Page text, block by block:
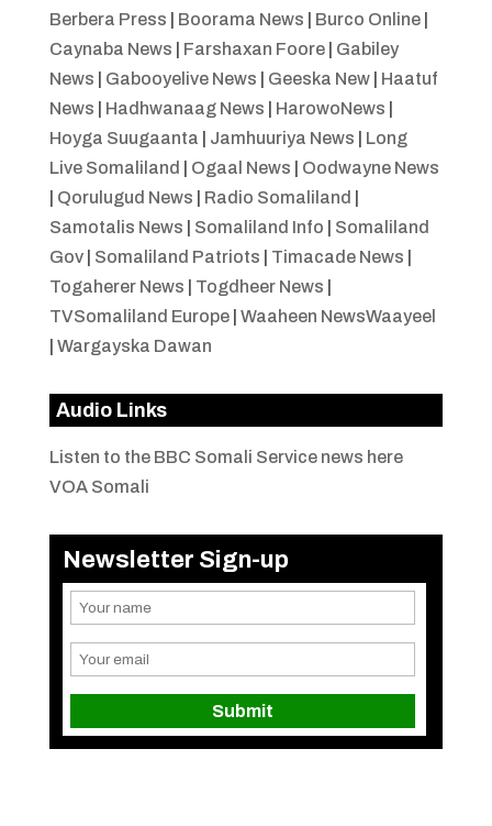
Berbera Press
Boorama News Burco Online|
Caynaba News
Farshaxan Foore| Gabiley
News
Gabooyelive News Geeska New| Haatuf
News
Hadhwanaag News HarowoNews
Hoyga Suugaanta
Jamhuuriya News
Long
Live Somaliland
Ogaal News
Oodwayne News
Qorulugud News Radio Somaliland
Samotalis News
Somaliland Info
Somaliland
Gov| Somaliland Patriots Timacade News
Togaherer News
Togdheer News
TVSomaliland Europe| Waaheen NewsWaayeel
Wargayska Dawan
Audio Links
Listen to the BBC Somali Service news here
VOA Somali
Newsletter Sign-up